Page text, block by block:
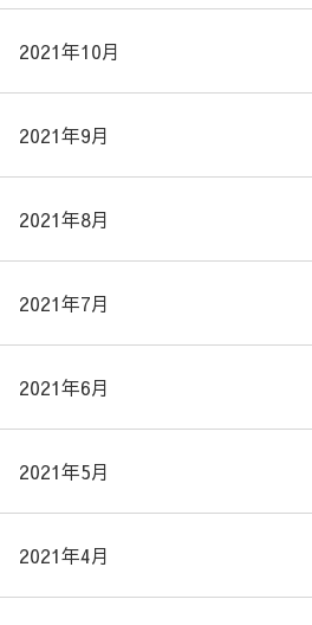
2021年10月
2021年9月
2021年8月
2021年7月
2021年6月
2021年5月
2021年4月